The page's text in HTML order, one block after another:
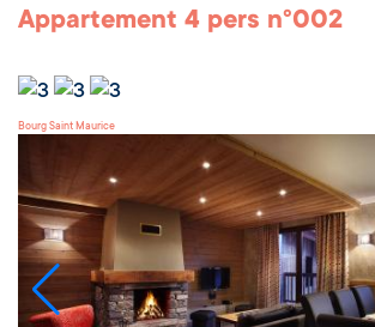
Appartement 4 pers n°002
Bourg Saint Maurice